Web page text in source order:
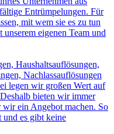
Entrümpelungen. Für
mit wem sie es zu tun
eigenen Team und
Haushaltsauflösungen,
Nachlassauflösungen
legen wir großen Wert auf
bieten wir immer
ein Angebot machen. So
und es gibt keine